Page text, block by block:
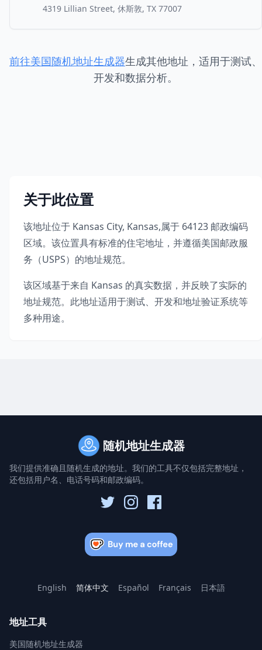
4319 Lillian Street, 休斯敦, TX 77007
前往美国随机地址生成器生成其他地址，适用于测试、
开发和数据分析。
关于此位置
该地址位于 Kansas City, Kansas,属于 64123 邮政编码
区域。该位置具有标准的住宅地址，并遵循美国邮政服
务（USPS）的地址规范。
该区域基于来自 Kansas 的真实数据，并反映了实际的
地址规范。此地址适用于测试、开发和地址验证系统等
多种用途。
随机地址生成器
我们提供准确且随机生成的地址。我们的工具不仅包括完整地址，
还包括用户名、电话号码和邮政编码。
English 简体中文 Español Français 日本語
地址工具
美国随机地址生成器